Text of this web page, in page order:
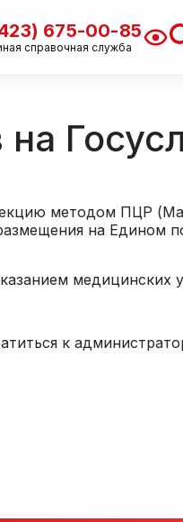
675-00-85
справочная служба
методом ПЦР (
на Едином
медицинских
к